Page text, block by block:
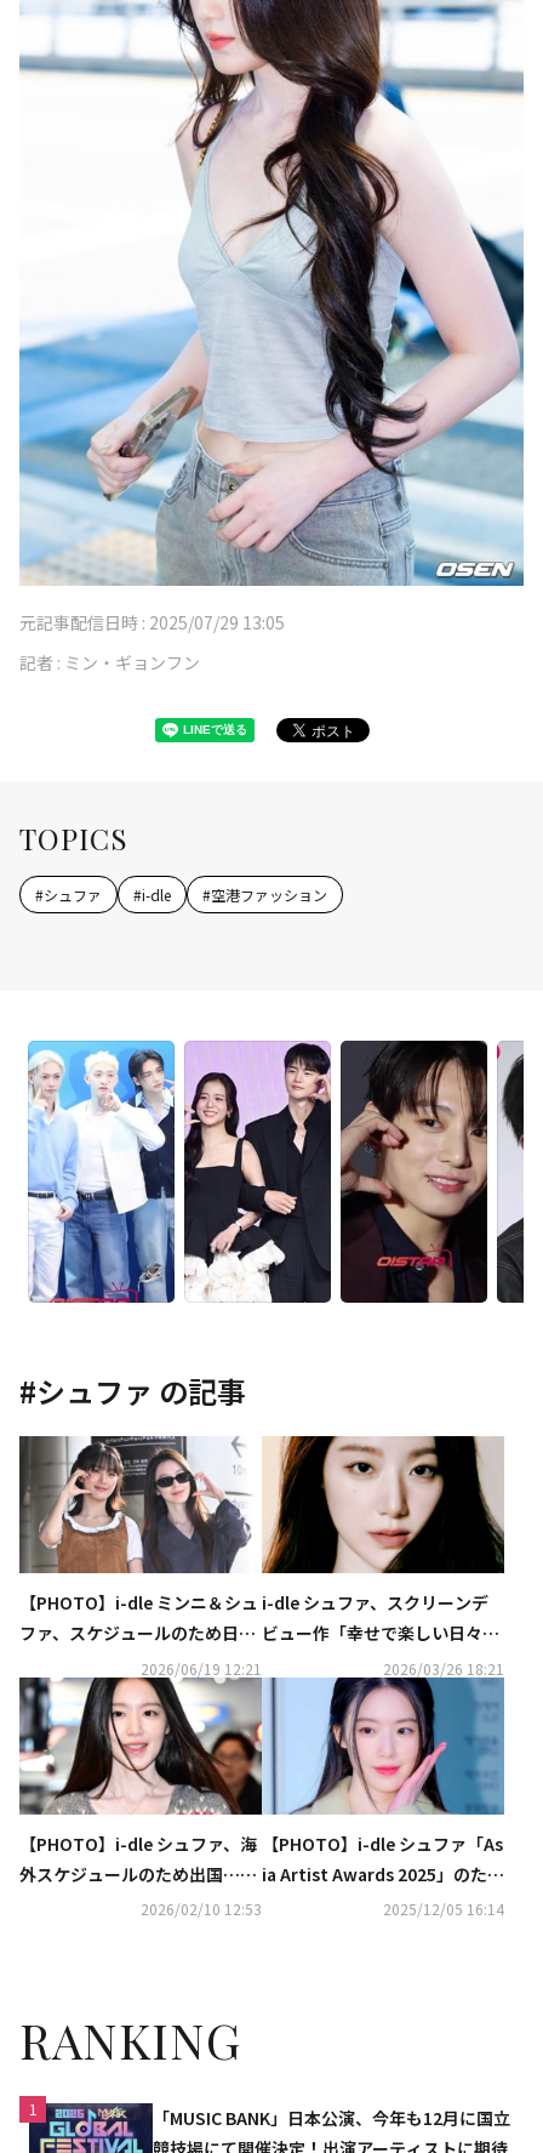
元記事配信日時 : 2025/07/29 13:05
記者 : ミン・ギョンフン
TOPICS
#シュファ #i-dle #空港ファッション
#シュファ の記事
【PHOTO】i-dle ミンニ＆シュ
ファ、スケジュールのため日本
2026/06/19 12:21
i-dle シュファ、スクリーンデ
ビュー作「幸せで楽しい日々」
で主演に初抜擢！意気込みを語
2026/03/26 18:21
【PHOTO】i-dle シュファ、海
外スケジュールのため出国…可
愛らしい笑顔で挨拶2026/02/10 12:53
【PHOTO】i-dle シュファ「As
ia Artist Awards 2025」のため
2025/12/05 16:14
RANKING
1
「MUSIC BANK」日本公演、今年も12月に国立
競技場にて開催決定！出演アーティストに期待